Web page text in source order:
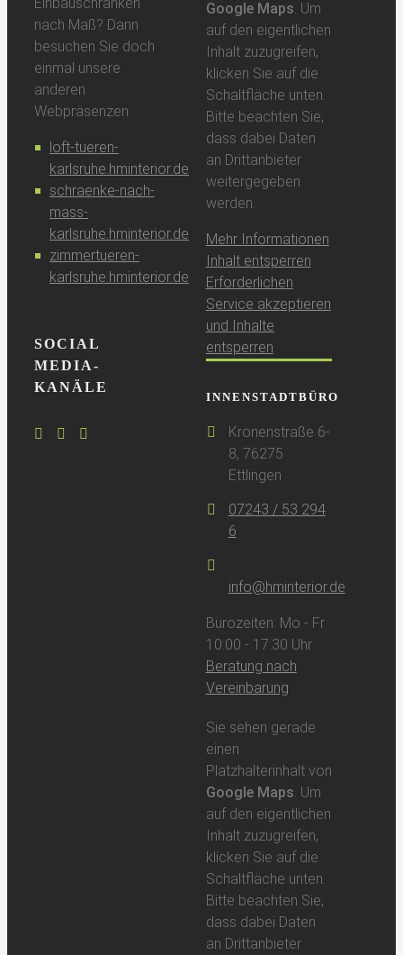
nach Maß? Dann
besuchen Sie doch
einmal unsere
anderen
Webpräsenzen:
loft-tueren-
karlsruhe.hminterior.de
schraenke-nach-
mass-
karlsruhe.hminterior.de
zimmertueren-
karlsruhe.hminterior.de
SOCIAL
MEDIA-
KANÄLE
Google Maps. Um
auf den eigentlichen
Inhalt zuzugreifen,
klicken Sie auf die
Schaltfläche unten.
Bitte beachten Sie,
dass dabei Daten
an Drittanbieter
weitergegeben
werden.
Mehr Informationen
Inhalt entsperren
Erforderlichen
Service akzeptieren
und Inhalte
entsperren
INNENSTADTBÜRO
Kronenstraße 6-
8, 76275
Ettlingen
07243 / 53 294
6
info@hminterior.de
Bürozeiten: Mo - Fr
10:00 - 17:30 Uhr
Beratung nach
Vereinbarung
Sie sehen gerade
einen
Platzhalterinhalt von
Google Maps . Um
auf den eigentlichen
Inhalt zuzugreifen,
klicken Sie auf die
Schaltfläche unten.
Bitte beachten Sie,
dass dabei Daten
an Drittanbieter